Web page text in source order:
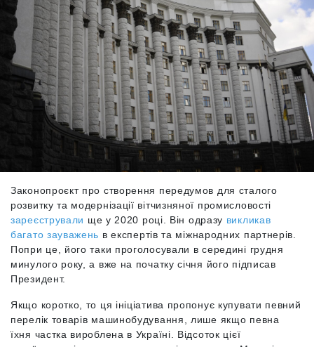
Законопроєкт про створення передумов для сталого
розвитку та модернізації вітчизняної промисловості
зареєстрували ще у 2020 році. Він одразу викликав
багато зауважень в експертів та міжнародних партнерів.
Попри це, його таки проголосували в середині грудня
минулого року, а вже на початку січня його підписав
Президент.
Якщо коротко, то ця ініціатива пропонує купувати певний
перелік товарів машинобудування, лише якщо певна
їхня частка вироблена в Україні. Відсоток цієї